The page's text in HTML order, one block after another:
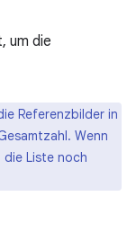
um die
Referenzbilder in
Wenn
Liste noch